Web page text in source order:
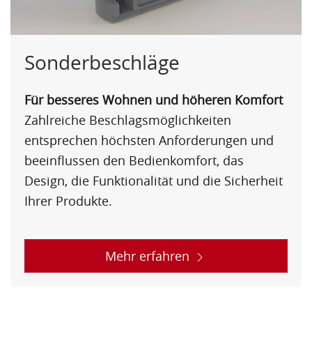
Sonderbeschläge
Für besseres Wohnen und höheren Komfort
Zahlreiche Beschlagsmöglichkeiten
entsprechen höchsten Anforderungen und
beeinflussen den Bedienkomfort, das
Design, die Funktionalität und die Sicherheit
Ihrer Produkte.
Mehr erfahren